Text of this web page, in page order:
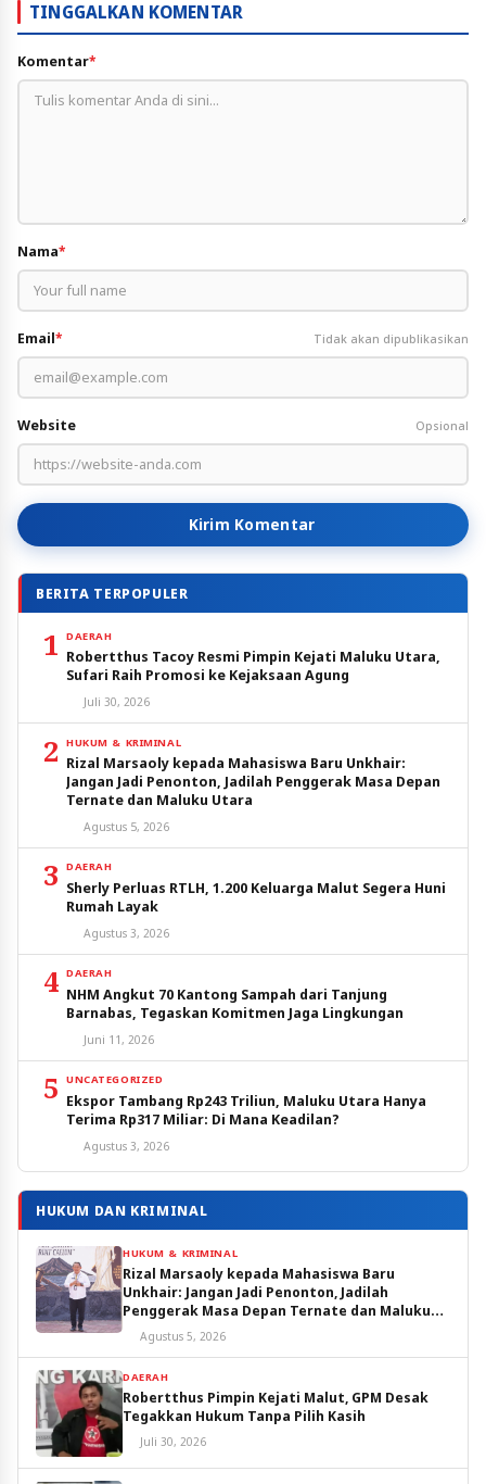
TINGGALKAN KOMENTAR
Komentar*
Nama*
Email* Tidak akan dipublikasikan
Website Opsional
Kirim Komentar
BERITA TERPOPULER
1 DAERAH
Robertthus Tacoy Resmi Pimpin Kejati Maluku Utara,
Sufari Raih Promosi ke Kejaksaan Agung
Juli 30, 2026
2 HUKUM & KRIMINAL
Rizal Marsaoly kepada Mahasiswa Baru Unkhair:
Jangan Jadi Penonton, Jadilah Penggerak Masa Depan
Ternate dan Maluku Utara
Agustus 5, 2026
3 DAERAH
Sherly Perluas RTLH, 1.200 Keluarga Malut Segera Huni
Rumah Layak
Agustus 3, 2026
4 DAERAH
NHM Angkut 70 Kantong Sampah dari Tanjung
Barnabas, Tegaskan Komitmen Jaga Lingkungan
Juni 11, 2026
5 UNCATEGORIZED
Ekspor Tambang Rp243 Triliun, Maluku Utara Hanya
Terima Rp317 Miliar: Di Mana Keadilan?
Agustus 3, 2026
HUKUM DAN KRIMINAL
HUKUM & KRIMINAL
Rizal Marsaoly kepada Mahasiswa Baru
Unkhair: Jangan Jadi Penonton, Jadilah
Penggerak Masa Depan Ternate dan Maluku
Utara
Agustus 5, 2026
DAERAH
Robertthus Pimpin Kejati Malut, GPM Desak
Tegakkan Hukum Tanpa Pilih Kasih
Juli 30, 2026